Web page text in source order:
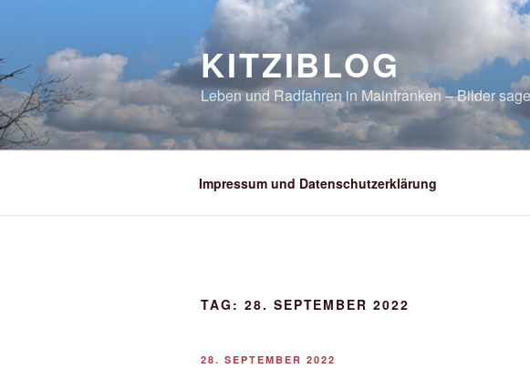
springen
KITZIBLOG
Leben und Radfahren in Mainfranken – Bilder
Impressum und Datenschutzerklärung
TAG: 28. SEPTEMBER 2022
VERÖFFENTLICHT
28. SEPTEMBER 2022